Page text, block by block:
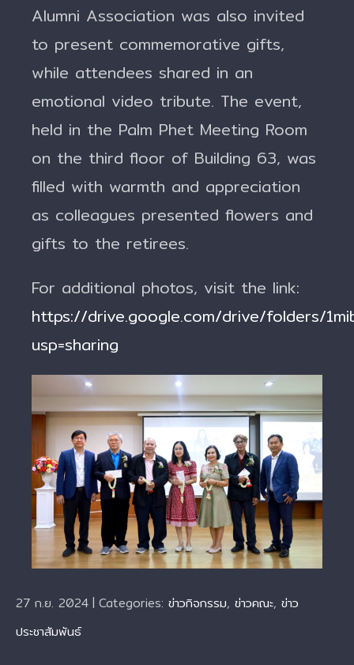
Alumni Association was also invited
to present commemorative gifts,
while attendees shared in an
emotional video tribute. The event,
held in the Palm Phet Meeting Room
on the third floor of Building 63, was
filled with warmth and appreciation
as colleagues presented flowers and
gifts to the retirees.
For additional photos, visit the link:
https://drive.google.com/drive/folders/
usp=sharing
27 ก.ย. 2024 | Categories: ข่าวกิจกรรม, ข่าวคณะ, ข่าว
ประชาสัมพันธ์